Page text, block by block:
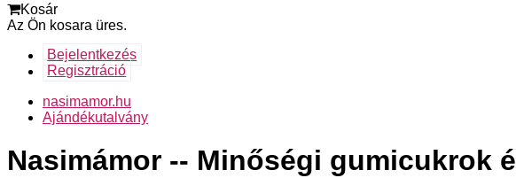
Kosár
Az Ön kosara üres.
Bejelentkezés
Regisztráció
nasimamor.hu
Ajándékutalvány
Nasimámor -- Minőségi gumicukrok